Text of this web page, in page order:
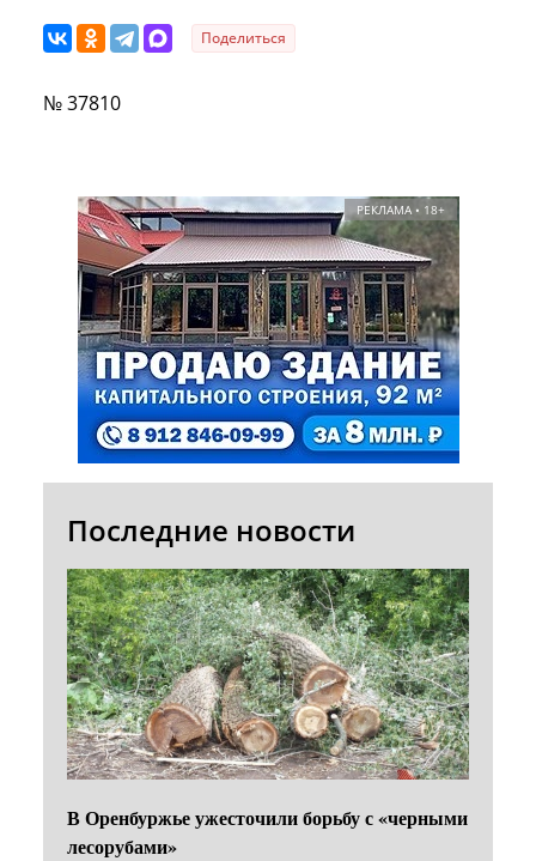
Поделиться
№ 37810
РЕКЛАМА • 18+
Последние новости
В Оренбуржье ужесточили борьбу с «черными
лесорубами»